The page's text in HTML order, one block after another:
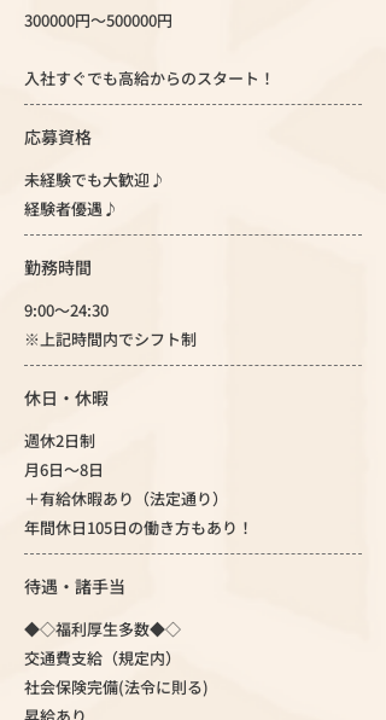
300000円～500000円
入社すぐでも高給からのスタート！
応募資格
未経験でも大歓迎♪
経験者優遇♪
勤務時間
9:00～24:30
※上記時間内でシフト制
休日・休暇
週休2日制
月6日～8日
＋有給休暇あり（法定通り）
年間休日105日の働き方もあり！
待遇・諸手当
◆◇福利厚生多数◆◇
交通費支給（規定内）
社会保険完備(法令に則る)